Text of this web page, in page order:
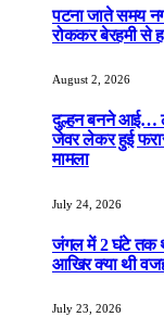
पटना जाते समय
रोककर बेरहमी से
August 2, 2026
दुल्हन बनने आई…
जेवर लेकर हुई
मामला
July 24, 2026
जंगल में 2 घंटे तक
आखिर क्या थी
July 23, 2026